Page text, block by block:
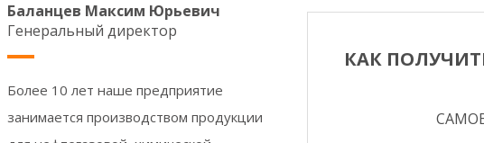
Баланцев Максим Юрьевич
Генеральный директор
Более 10 лет наше предприятие
занимается производством продукции
КАК